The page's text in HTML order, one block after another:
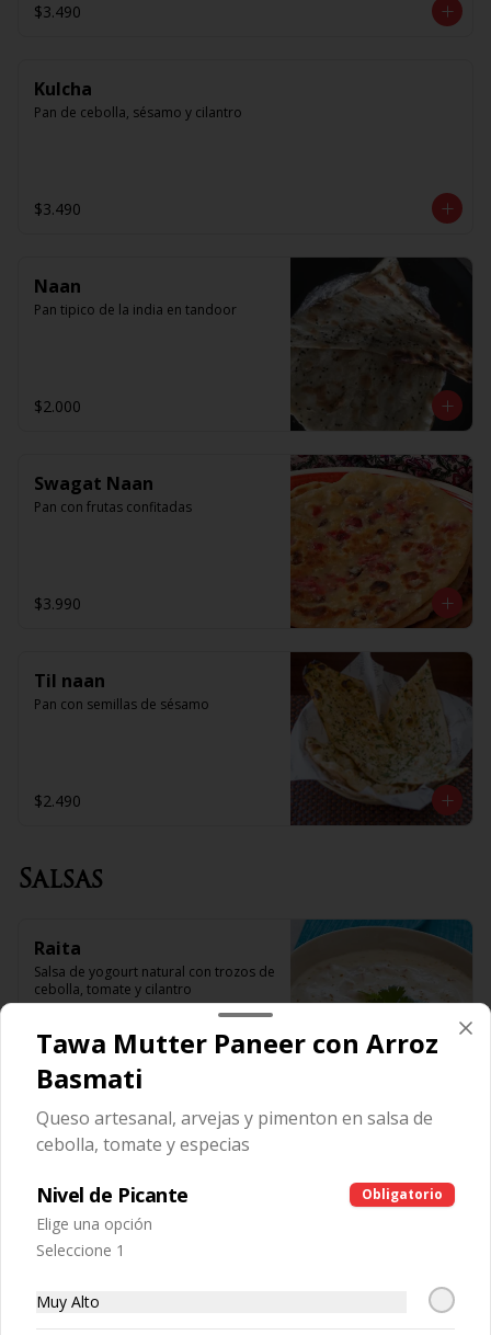
$3.490
Kulcha
Pan de cebolla, sésamo y cilantro
$3.490
Naan
Pan tipico de la india en tandoor
$2.000
Swagat Naan
Pan con frutas confitadas
$3.990
Til naan
Pan con semillas de sésamo
$2.490
Salsas
Raita
Salsa de yogourt natural con trozos de
cebolla, tomate y cilantro
$3.990
Postres
Gulab Jamun
Albóndigas de leche en fino almibar y
especias
Tawa Mutter Paneer con Arroz
Basmati
Queso artesanal, arvejas y pimenton en salsa de
cebolla, tomate y especias
Nivel de Picante Obligatorio
Elige una opción
Seleccione 1
Muy Alto